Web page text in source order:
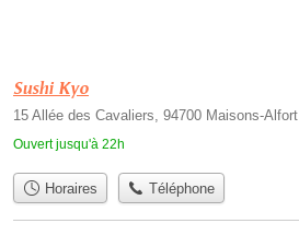
Sushi Kyo
15 Allée des Cavaliers, 94700 Maisons-Alfort
Ouvert jusqu'à 22h
Horaires Téléphone